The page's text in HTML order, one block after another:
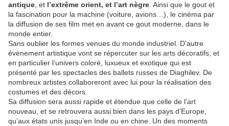
antique , et l’extrême orient, et l’art nègre . Ainsi que le gout et
la fascination pour la machine (voiture, avions…), le cinéma par
la diffusion de ses film met en avant ce gout moderne, dans le
monde entier.
Sans oublier les formes venues du monde industriel. D’autre
évènement artistique vont se répercuter sur les arts décoratifs, et
en particulier l’univers coloré, luxueux et exotique qui est
présenté par les spectacles des ballets russes de Diaghilev. De
nombreux artistes collaboreront avec lui pour la réalisation des
costumes et des décors.
Sa diffusion sera aussi rapide et étendue que celle de l’art
nouveau, et se retrouvera aussi bien dans les pays d’Europe,
qu’aux états unis jusqu’en Inde ou en chine. Un des moments